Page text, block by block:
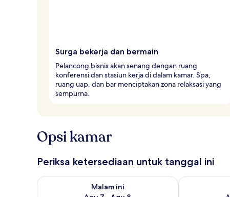
Surga bekerja dan bermain
Pelancong bisnis akan senang dengan ruang
konferensi dan stasiun kerja di dalam kamar. Spa,
ruang uap, dan bar menciptakan zona relaksasi yang
sempurna.
Opsi kamar
Periksa ketersediaan untuk tanggal ini
Malam ini
Periksa ketersediaan untuk malam ini Agu 7 - Agu 8
Periksa